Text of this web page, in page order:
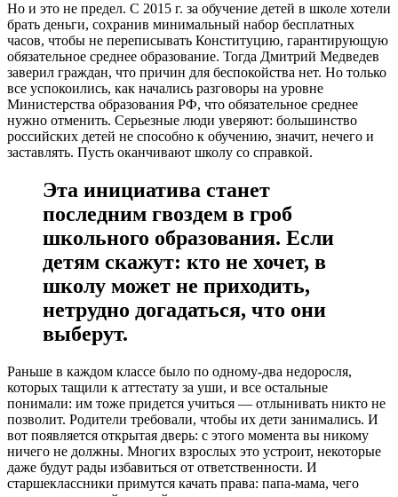
Но и это не предел. С 2015 г. за обучение детей в школе хотели
брать деньги, сохранив минимальный набор бесплатных
часов, чтобы не переписывать Конституцию, гарантирующую
обязательное среднее образование. Тогда Дмитрий Медведев
заверил граждан, что причин для беспокойства нет. Но только
все успокоились, как начались разговоры на уровне
Министерства образования РФ, что обязательное среднее
нужно отменить. Серьезные люди уверяют: большинство
российских детей не способно к обучению, значит, нечего и
заставлять. Пусть оканчивают школу со справкой.
Эта инициатива станет
последним гвоздем в гроб
школьного образования. Если
детям скажут: кто не хочет, в
школу может не приходить,
нетрудно догадаться, что они
выберут.
Раньше в каждом классе было по одному-два недоросля,
которых тащили к аттестату за уши, и все остальные
понимали: им тоже придется учиться — отлынивать никто не
позволит. Родители требовали, чтобы их дети занимались. И
вот появляется открытая дверь: с этого момента вы никому
ничего не должны. Многих взрослых это устроит, некоторые
даже будут рады избавиться от ответственности. И
старшеклассники примутся качать права: папа-мама, чего